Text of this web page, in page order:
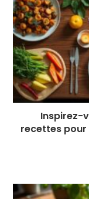
Inspirez-
recettes